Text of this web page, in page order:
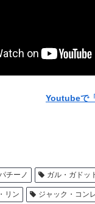
Youtubeで
チーノ ガル・ガドッ
リン ジャック・コン